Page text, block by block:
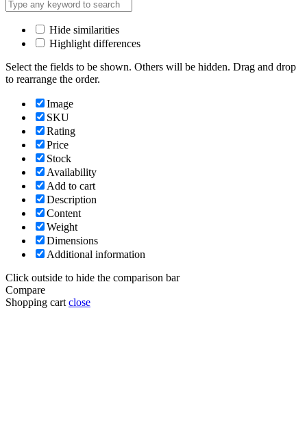
Hide similarities
Highlight differences
Select the fields to be shown. Others will be hidden. Drag and drop
to rearrange the order.
Image
SKU
Rating
Price
Stock
Availability
Add to cart
Description
Content
Weight
Dimensions
Additional information
Click outside to hide the comparison bar
Compare
Shopping cart close